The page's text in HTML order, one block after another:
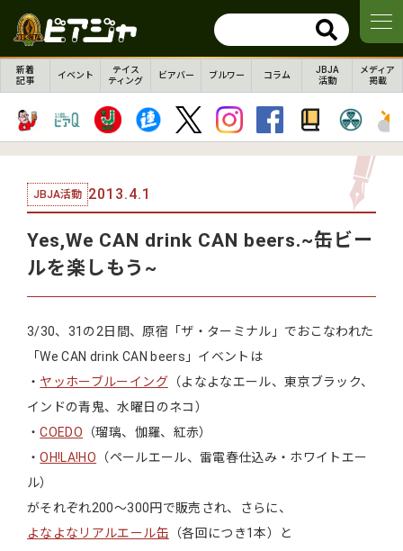
新着
記事
イベント
テイス
ティング
ビアバー ブルワー コラム
JBJA
活動
メディア
掲載
JBJA活動 2013.4.1
Yes,We CAN drink CAN beers.~缶ビー
ルを楽しもう~
3/30、31の2日間、原宿「ザ・ターミナル」でおこなわれた
「We CAN drink CAN beers」イベントは
・ ヤッホーブルーイング（よなよなエール、東京ブラック、
インドの青鬼、水曜日のネコ）
・COEDO （瑠璃、伽羅、紅赤）
・OH!LA!HO （ペールエール、雷電春仕込み・ホワイトエー
ル）
がそれぞれ200～300円で販売され、さらに、
よなよなリアルエール缶 （各回につき1本）と